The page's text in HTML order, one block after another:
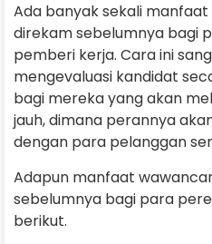
Ada banyak sekali
direkam sebelumnya bagi
pemberi kerja. Cara ini
mengevaluasi kandidat
bagi mereka yang akan
jauh, dimana perannya
dengan para pelanggan
Adapun manfaat
sebelumnya bagi para
berikut.